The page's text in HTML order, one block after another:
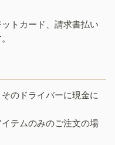
トカード、請求書払い
のドライバーに現金に
テムのみのご注文の場